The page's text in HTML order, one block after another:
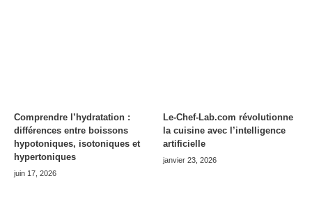
Comprendre l’hydratation :
différences entre boissons
hypotoniques, isotoniques et
hypertoniques
juin 17, 2026
Le-Chef-Lab.com révolutionne
la cuisine avec l’intelligence
artificielle
janvier 23, 2026